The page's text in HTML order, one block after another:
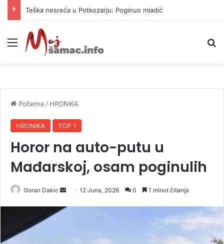
Vrućine ne prestaju: Danas i do 38 stepeni
Meni
Početna / HRONIKA
HRONIKA TOP 1
Horor na auto-putu u
Mađarskoj, osam poginulih​
Goran Dakic 12 Juna, 2026 0 1 minut čitanja